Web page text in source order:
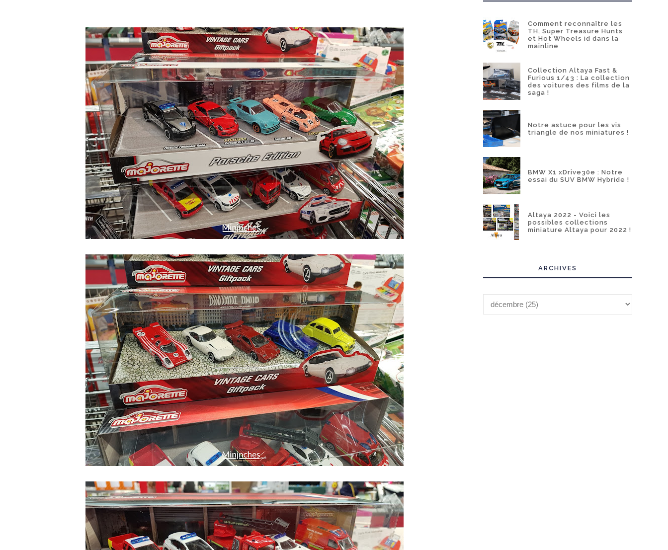
Comment reconnaître les
TH, Super Treasure Hunts
et Hot Wheels id dans la
mainline
Collection Altaya Fast &
Furious 1/43 : La collection
des voitures des films de la
saga !
Notre astuce pour les vis
triangle de nos miniatures !
BMW X1 xDrive30e : Notre
essai du SUV BMW Hybride !
Altaya 2022 - Voici les
possibles collections
miniature Altaya pour 2022 !
ARCHIVES